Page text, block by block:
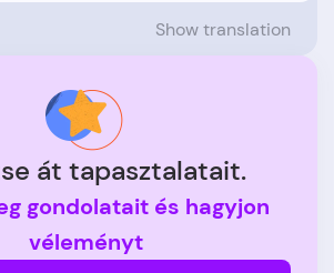
Show translation
át tapasztalatait.
gondolatait és hagyjon
véleményt